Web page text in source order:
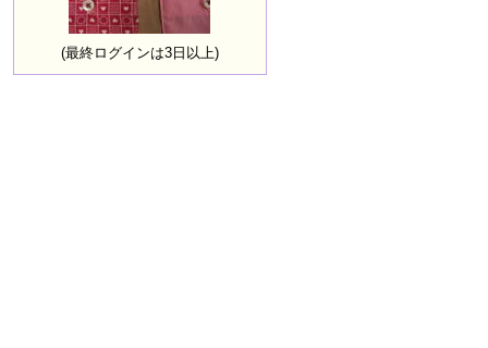
(最終ログインは3日以上)